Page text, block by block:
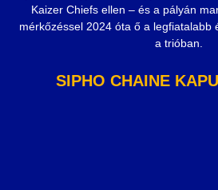
Kaizer Chiefs ellen – és a pályán
mérkőzéssel 2024 óta ő a legfiatalabb
a trióban.
SIPHO CHAINE